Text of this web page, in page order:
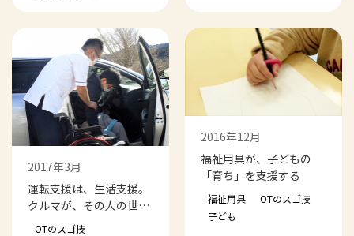
2017年3月
運転支援は、生活支援。
クルマが、その人の世界
OTのスゴ技
2016年12月
福祉用具が、子どもの
「育ち」を支援する
福祉用具
OTのスゴ技
子ども